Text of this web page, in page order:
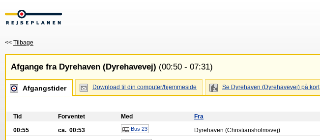
<< Tilbage
Afgange fra Dyrehaven (Dyrehavevej) (00:50 - 07:31)
Afgangstider Download til din computer/hjemmeside Se Dyrehaven (Dyrehavevej) på kort
Tid
Forventet Med Fra
00:55
ca. 00:53 Bus 23 Dyrehaven (Christiansholmsvej)